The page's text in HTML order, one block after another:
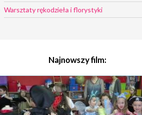
Warsztaty rękodzieła i florystyki
Najnowszy film: